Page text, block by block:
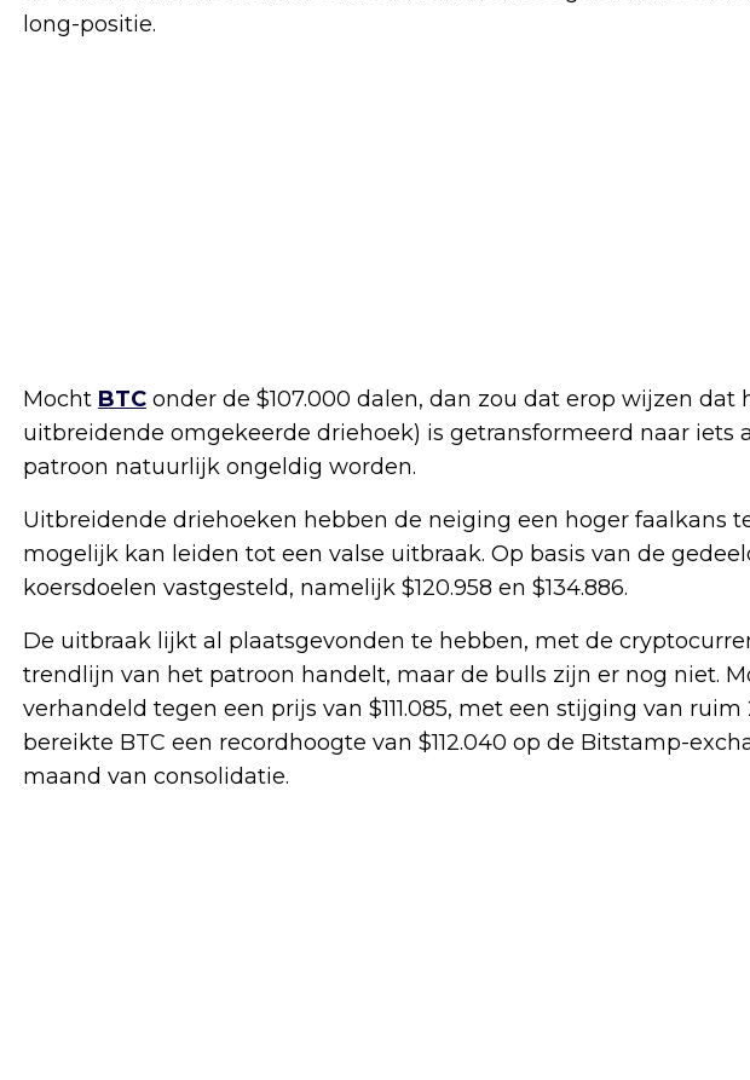
long-positie.
Mocht BTC onder de $107.000 dalen, dan zou dat erop wijzen
uitbreidende omgekeerde driehoek) is getransformeerd naar iets
patroon natuurlijk ongeldig worden.
Uitbreidende driehoeken hebben de neiging een hoger faalkans
mogelijk kan leiden tot een valse uitbraak. Op basis van de
koersdoelen vastgesteld, namelijk $120.958 en $134.886.
De uitbraak lijkt al plaatsgevonden te hebben, met de
trendlijn van het patroon handelt, maar de bulls zijn er nog niet.
verhandeld tegen een prijs van $111.085, met een stijging van
bereikte BTC een recordhoogte van $112.040 op de Bitstamp-
maand van consolidatie.